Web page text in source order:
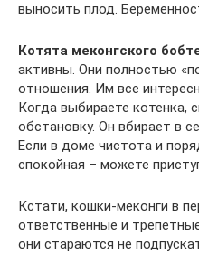
выносить плод.
Котята меконгского
активны. Они полностью
отношения. Им все
Когда выбираете
обстановку. Он вбирает в
Если в доме чистота и
спокойная – можете
Кстати, кошки-меконги в
ответственные и
они стараются не